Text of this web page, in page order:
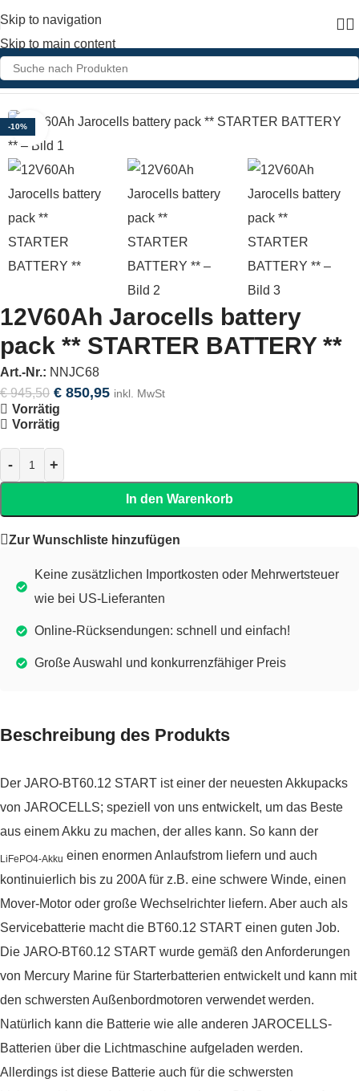
Skip to navigation
Skip to main content
Home»Shop»12V60Ah Jarocells battery pack ** STARTER BATTERY **
-10% Click to enlarge
12V60Ah Jarocells battery
pack ** STARTER BATTERY **
Art.-Nr.: NNJC68
€945,50 € 850,95 inkl. MwSt
Vorrätig
Vorrätig
In den Warenkorb
Zur Wunschliste hinzufügen
Keine zusätzlichen Importkosten oder Mehrwertsteuer
wie bei US-Lieferanten
Online-Rücksendungen: schnell und einfach!
Große Auswahl und konkurrenzfähiger Preis
Beschreibung des Produkts
Der JARO-BT60.12 START ist einer der neuesten Akkupacks
von JAROCELLS; speziell von uns entwickelt, um das Beste
aus einem Akku zu machen, der alles kann. So kann der
LiFePO4-Akku einen enormen Anlaufstrom liefern und auch
kontinuierlich bis zu 200A für z.B. eine schwere Winde, einen
Mover-Motor oder große Wechselrichter liefern. Aber auch als
Servicebatterie macht die BT60.12 START einen guten Job.
Die JARO-BT60.12 START wurde gemäß den Anforderungen
von Mercury Marine für Starterbatterien entwickelt und kann mit
den schwersten Außenbordmotoren verwendet werden.
Natürlich kann die Batterie wie alle anderen JAROCELLS-
Batterien über die Lichtmaschine aufgeladen werden.
Allerdings ist diese Batterie auch für die schwersten